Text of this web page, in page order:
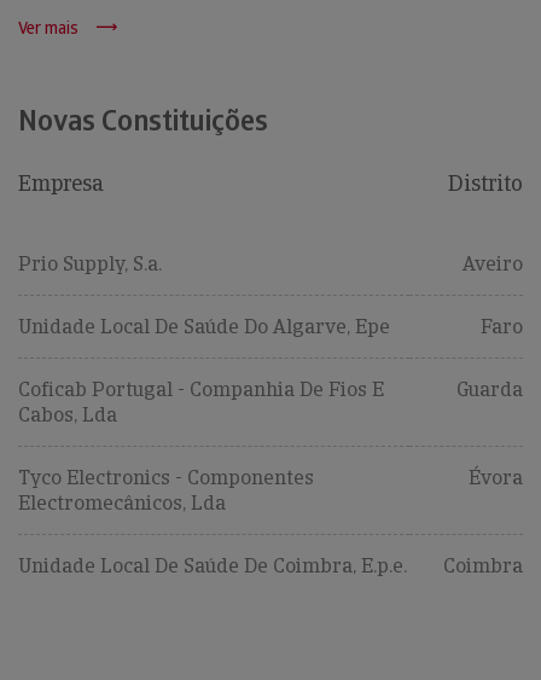
Ver mais
Novas Constituições
Empresa Distrito
Prio Supply, S.a. Aveiro
Unidade Local De Saúde Do Algarve, Epe Faro
Coficab Portugal - Companhia De Fios E
Cabos, Lda
Guarda
Tyco Electronics - Componentes
Electromecânicos, Lda
Évora
Unidade Local De Saúde De Coimbra, E.p.e. Coimbra